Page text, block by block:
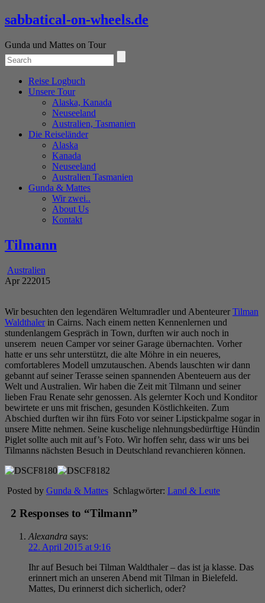
sabbatical-on-wheels.de
Gunda und Mattes on Tour
Reise Logbuch
Unsere Tour
Alaska, Kanada
Neuseeland
Australien, Tasmanien
Die Reiseländer
Alaska
Kanada
Neuseeland
Australien Tasmanien
Gunda & Mattes
Wir zwei..
About Us
Kontakt
Tilmann
Australien
Apr 222015
Wir besuchten den legendären Weltumradler und Abenteurer Tilman
Waldthaler in Cairns. Nach einem netten Kennenlernen und
stundenlangem Gespräch in Town, durften wir auch noch in
unserem neuen Camper vor seiner Garage übernachten. Vorher
hatte er uns sehr unterstützt, die alte Möhre in ein neueres,
comfortableres Modell umzutauschen. Abends lauschten wir dann
gebannt auf seiner Terasse seinen spannenden Abenteuern aus der
Welt und Australien. Wir haben die Zeit mit Tilmann und seiner
lieben Frau Renate sehr genossen. Als gelernter Koch und Konditor
bewirtete er uns mit frischen, gesunden Köstlichkeiten. Zum
Abschied durften wir ihn fürs Foto vor seiner Lipstickpalme sogar in
unsere Mitte nehmen. Seine kuschelige nlehnungsbedürftige Hündin
Piglet sollte auch mit auf’s Foto. Wir hoffen sehr, dass wir uns bei
Tilmanns nächsten Besuch in Deutschland revanchieren können.
Posted by Gunda & Mattes Schlagwörter: Land & Leute
2 Responses to “Tilmann”
Alexandra says:
22. April 2015 at 9:16
Ihr auf Besuch bei Tilman Waldthaler – das ist ja klasse. Das
erinnert mich an unseren Abend mit Tilman in Bielefeld.
Mattes, Du erinnerst dich sicherlich, oder?